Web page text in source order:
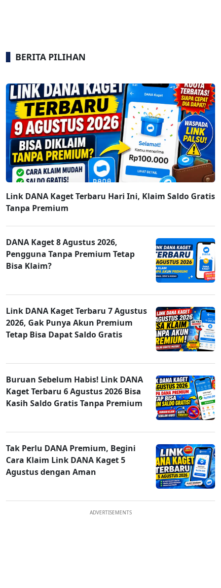
BERITA PILIHAN
Link DANA Kaget Terbaru Hari Ini, Klaim Saldo Gratis
Tanpa Premium
DANA Kaget 8 Agustus 2026,
Pengguna Tanpa Premium Tetap
Bisa Klaim?
Link DANA Kaget Terbaru 7 Agustus
2026, Gak Punya Akun Premium
Tetap Bisa Dapat Saldo Gratis
Buruan Sebelum Habis! Link DANA
Kaget Terbaru 6 Agustus 2026 Bisa
Kasih Saldo Gratis Tanpa Premium
Tak Perlu DANA Premium, Begini
Cara Klaim Link DANA Kaget 5
Agustus dengan Aman
ADVERTISEMENTS